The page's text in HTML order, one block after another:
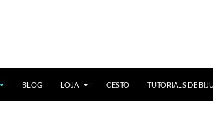
BLOG LOJA CESTO TUTORIALS DE